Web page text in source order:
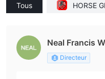
Tous
HORSE
Neal Francis
Directeur